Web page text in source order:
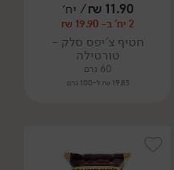
11.90
₪/ יח׳
2 יח' ב- 19.90 ₪
חטיף צ'יפס סלק -
טורטילה
60 גרם
19.83 ₪ ל-100 גרם